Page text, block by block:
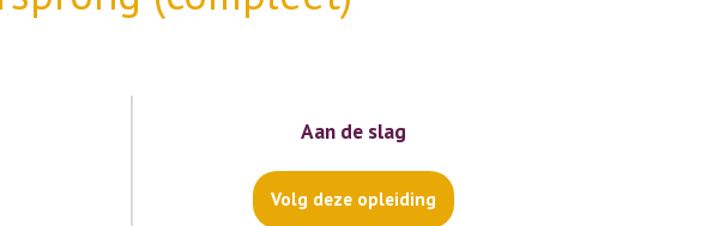
Aan de slag
Volg deze opleiding